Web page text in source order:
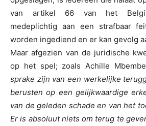
van artikel 66 van het
medeplichtig aan een strafbaar
worden ingediend en er kan gevolg
Maar afgezien van de juridische
op het spel; zoals Achille
sprake zijn van een werkelijke
berusten op een gelijkwaardige
van de geleden schade en van het
Er is absoluut niets om terug te